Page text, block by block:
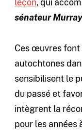
leçon, qui
sénateur
Ces œuvres font
autochtones
sensibilisent le
du passé et
intègrent la
pour les années